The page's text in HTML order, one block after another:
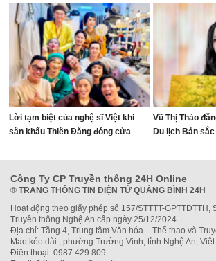
Lời tạm biệt của nghệ sĩ Việt khi
sân khấu Thiên Đăng đóng cửa
Vũ Thị Thảo
Du lịch Bản
Công Ty CP Truyền thông 24H Online
® TRANG THÔNG TIN ĐIỆN TỬ QUẢNG BÌNH 24H
Hoạt động theo giấy phép số 157/STTTT-GPTTĐTTH,
Truyền thông Nghệ An cấp ngày 25/12/2024
Địa chỉ: Tầng 4, Trung tâm Văn hóa – Thể thao và
Mao kéo dài , phường Trường Vinh, tỉnh Nghệ An,
Điện thoại: 0987.429.809